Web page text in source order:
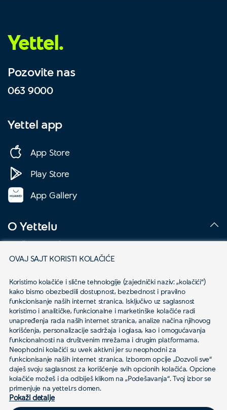
OVAJ SAJT KORISTI KOLAČIĆE
Koristimo kolačiće i slične tehnologije (zajednički naziv: „kolačići“)
kako bismo obezbedili dostupnost, bezbednost i pravilno
funkcionisanje naših internet stranica. Isključivo uz saglasnost
koristimo i analitičke, funkcionalne i marketinške kolačiće radi
unapređenja rada naših internet stranica, analize načina njihovog
korišćenja, personalizacije sadržaja i oglasa, kao i omogućavanja
funkcionalnosti na društvenim mrežama i drugim platformama.
Neophodni kolačići su uvek aktivni jer su neophodni za
funkcionisanje naših internet stranica. Izborom opcije „Dozvoli sve“
daješ svoju saglasnost za korišćenje svih opcionih kolačića. Opcione
kolačiće možeš i da odbiješ klikom na „Podešavanja“. Tvoj izbor se
primenjuje na yettel.rs domen.
Pokaži detalje
Yettel.
Pozovite nas
063 9000
Yettel app
App Store
Play Store
App Gallery
O Yettelu
Društvena odgovornost
Podaci o kompaniji
Mapa pokrivenosti
Kontakt
Novosti
Karijera